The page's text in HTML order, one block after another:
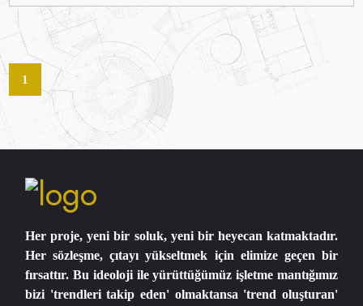
1
Her proje, yeni bir soluk, yeni bir heyecan katmaktadır.
Her sözleşme, çıtayı yükseltmek için elimize geçen bir
fırsattır. Bu ideoloji ile yürüttüğümüz işletme mantığımız
bizi 'trendleri takip eden' olmaktansa 'trend oluşturan'